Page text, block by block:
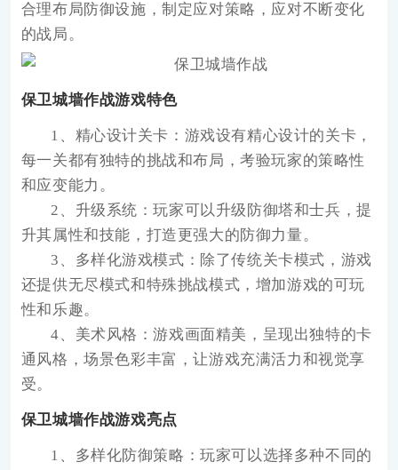
合理布局防御设施，制定应对策略，应对不断变化
的战局。
保卫城墙作战游戏特色
1、精心设计关卡：游戏设有精心设计的关卡，
每一关都有独特的挑战和布局，考验玩家的策略性
和应变能力。
2、升级系统：玩家可以升级防御塔和士兵，提
升其属性和技能，打造更强大的防御力量。
3、多样化游戏模式：除了传统关卡模式，游戏
还提供无尽模式和特殊挑战模式，增加游戏的可玩
性和乐趣。
4、美术风格：游戏画面精美，呈现出独特的卡
通风格，场景色彩丰富，让游戏充满活力和视觉享
受。
保卫城墙作战游戏亮点
1、多样化防御策略：玩家可以选择多种不同的